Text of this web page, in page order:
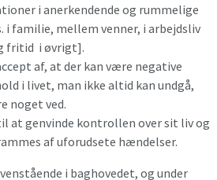
i anerkendende og rummelige
i familie, mellem venner, i arbejdsliv
fritid i øvrigt].
af, at der kan være negative
i livet, man ikke altid kan undgå,
noget ved.
at genvinde kontrollen over sit liv og
af uforudsete hændelser.
i baghovedet, og under